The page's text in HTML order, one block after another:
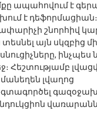
ապահովում է
է դեֆորմացիան։
շնորհիվ
այն սկզբից
ինչպես
Հեշտությամբ
լվաղոց